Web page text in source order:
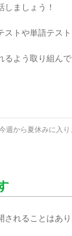
ましょう！
ストや単語テス
るよう取り組ん
から夏休みに入り
されることはあり